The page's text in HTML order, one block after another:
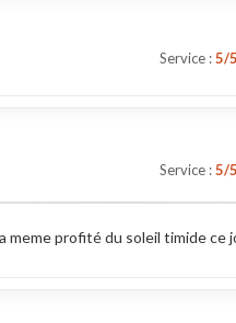
Service :5/5
Service :5/5
meme profité du soleil timide ce